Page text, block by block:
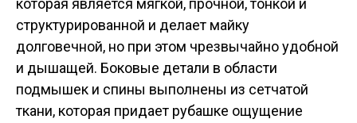
которая является мягкой, прочной, тонкой и
структурированной и делает майку
долговечной, но при этом чрезвычайно удобной
и дышащей. Боковые детали в области
подмышек и спины выполнены из сетчатой
ткани, которая придает рубашке ощущение